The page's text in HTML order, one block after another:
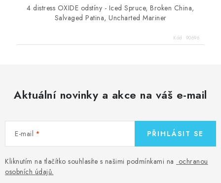
4 distress OXIDE odstíny - Iced Spruce, Broken China,
Salvaged Patina, Uncharted Mariner
Kód: 90696
Aktuální novinky a akce na váš e-mail
E-mail
Kliknutím na tlačítko souhlasíte s našimi podmínkami na ochranou
osobních údajů.
PŘIHLÁSIT SE